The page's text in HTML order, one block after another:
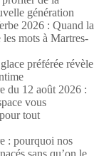
génération
2026 : Quand la
mots à Martres-
préférée révèle
du 12 août 2026 :
vous
tout
: pourquoi nos
sans qu’on le